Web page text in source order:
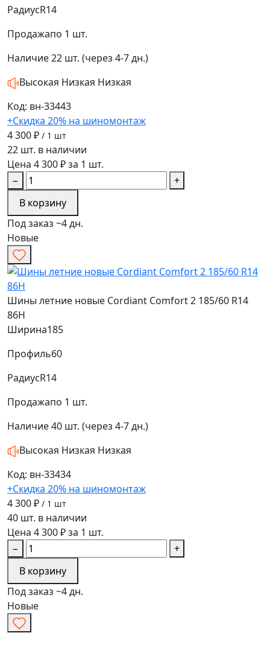
РадиусR14
Продажапо 1 шт.
Наличие22 шт. (через 4-7 дн.)
Высокая Низкая Низкая
Код: вн-33443
+Скидка 20% на шиномонтаж
4 300 ₽ / 1 шт
22 шт. в наличии
Цена 4 300 ₽ за 1 шт.
−
+
В корзину
Под заказ ~4 дн.
Новые
Шины летние новые Cordiant Comfort 2 185/60 R14
86H
Ширина185
Профиль60
РадиусR14
Продажапо 1 шт.
Наличие40 шт. (через 4-7 дн.)
Высокая Низкая Низкая
Код: вн-33434
+Скидка 20% на шиномонтаж
4 300 ₽ / 1 шт
40 шт. в наличии
Цена 4 300 ₽ за 1 шт.
−
+
В корзину
Под заказ ~4 дн.
Новые